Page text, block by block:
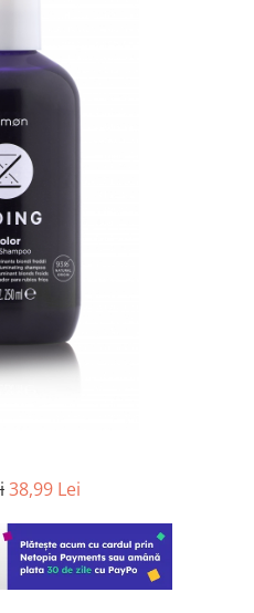
38,99 Lei